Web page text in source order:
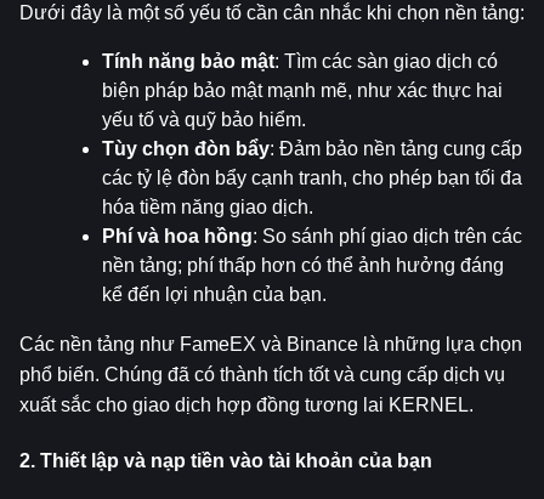
Dưới đây là một số yếu tố cần cân nhắc khi chọn nền tảng:
Tính năng bảo mật: Tìm các sàn giao dịch có
biện pháp bảo mật mạnh mẽ, như xác thực hai
yếu tố và quỹ bảo hiểm.
Tùy chọn đòn bẩy: Đảm bảo nền tảng cung cấp
các tỷ lệ đòn bẩy cạnh tranh, cho phép bạn tối đa
hóa tiềm năng giao dịch.
Phí và hoa hồng: So sánh phí giao dịch trên các
nền tảng; phí thấp hơn có thể ảnh hưởng đáng
kể đến lợi nhuận của bạn.
Các nền tảng như FameEX và Binance là những lựa chọn
phổ biến. Chúng đã có thành tích tốt và cung cấp dịch vụ
xuất sắc cho giao dịch hợp đồng tương lai KERNEL.
2. Thiết lập và nạp tiền vào tài khoản của bạn